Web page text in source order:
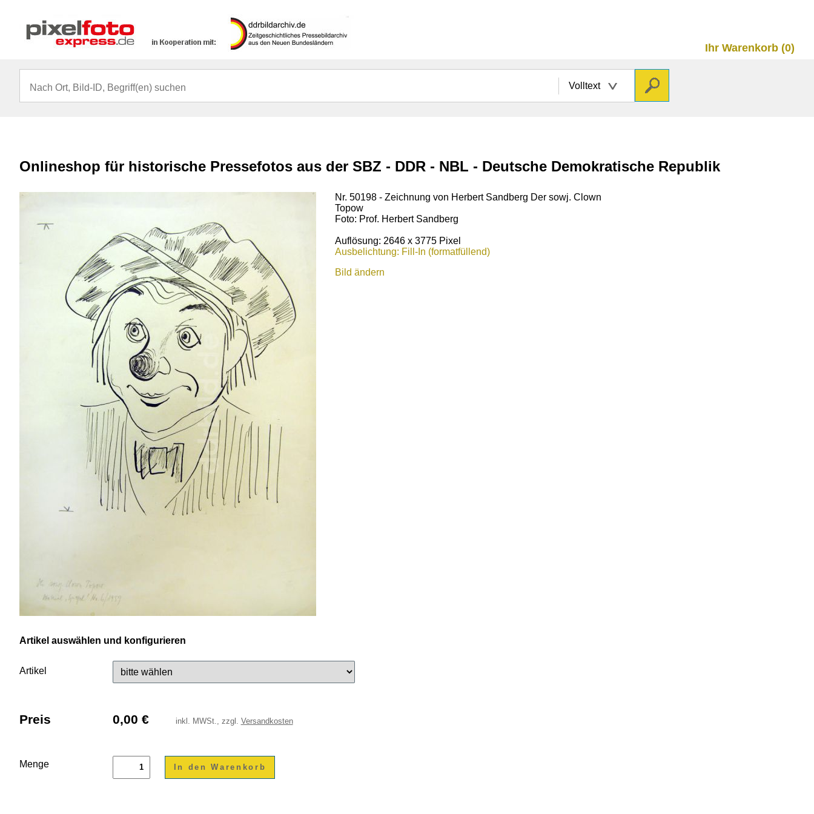
Ihr Warenkorb (0)
Volltext
Onlineshop für historische Pressefotos aus der SBZ - DDR - NBL - Deutsche Demokratische Republik
Nr. 50198 - Zeichnung von Herbert Sandberg Der sowj. Clown
Topow
Foto: Prof. Herbert Sandberg
Auflösung: 2646 x 3775 Pixel
Ausbelichtung: Fill-In (formatfüllend)
Bild ändern
Artikel auswählen und konfigurieren
Artikel
Preis 0,00 € inkl. MWSt., zzgl. Versandkosten
Menge